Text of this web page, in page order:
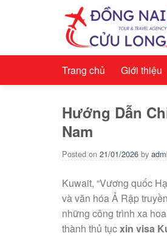
Trang chủ Giới thiệu
Hướng Dẫn
Nam
Posted on 21/01/2026 by
Kuwait, “Vương quốc
và văn hóa Ả Rập
những công trình xa
thành thủ tụcxin visa